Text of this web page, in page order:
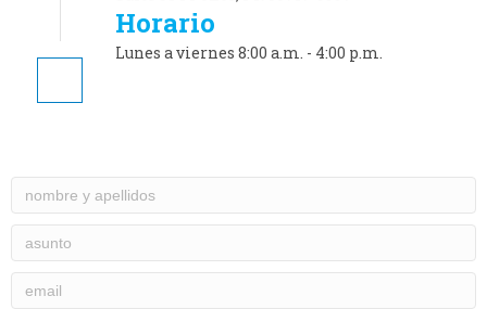
Horario
Lunes a viernes 8:00 a.m. - 4:00 p.m.